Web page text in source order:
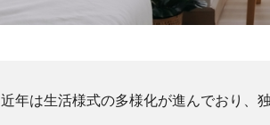
近年は生活様式の多様化が進んでおり、